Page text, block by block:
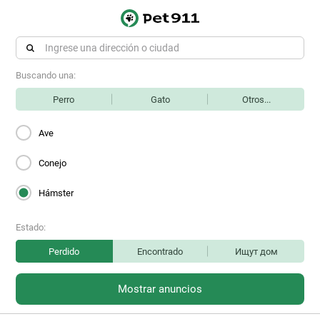
Buscando una:
Perro Gato Otros...
Ave
Conejo
Hámster
Estado:
Perdido Encontrado Ищут дом
Mostrar anuncios